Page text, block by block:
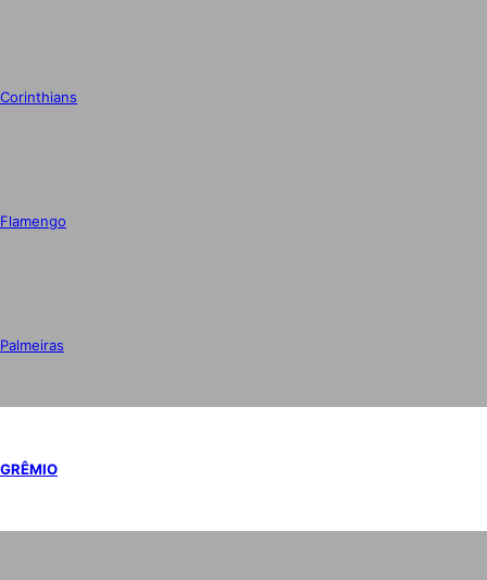
Corinthians
Flamengo
Palmeiras
GRÊMIO